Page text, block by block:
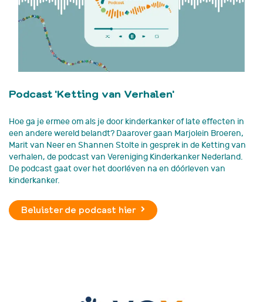
Podcast 'Ketting van Verhalen'
Hoe ga je ermee om als je door kinderkanker of late effecten in
een andere wereld belandt? Daarover gaan Marjolein Broeren,
Marit van Neer en Shannen Stolte in gesprek in de Ketting van
verhalen, de podcast van Vereniging Kinderkanker Nederland.
De podcast gaat over het doorléven na en dóórleven van
kinderkanker.
Beluister de podcast hier